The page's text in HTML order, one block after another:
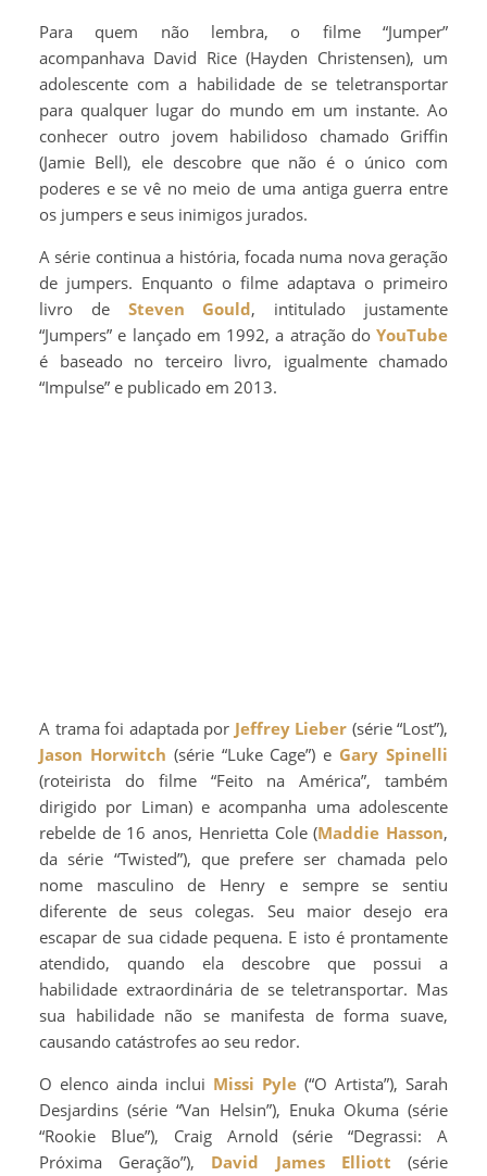
Para quem não lembra, o filme “Jumper”
acompanhava David Rice (Hayden Christensen), um
adolescente com a habilidade de se teletransportar
para qualquer lugar do mundo em um instante. Ao
conhecer outro jovem habilidoso chamado Griffin
(Jamie Bell), ele descobre que não é o único com
poderes e se vê no meio de uma antiga guerra entre
os jumpers e seus inimigos jurados.
A série continua a história, focada numa nova geração
de jumpers. Enquanto o filme adaptava o primeiro
livro de Steven Gould, intitulado justamente
“Jumpers” e lançado em 1992, a atração do YouTube
é baseado no terceiro livro, igualmente chamado
“Impulse” e publicado em 2013.
A trama foi adaptada por Jeffrey Lieber (série “Lost”),
Jason Horwitch (série “Luke Cage”) e Gary Spinelli
(roteirista do filme “Feito na América”, também
dirigido por Liman) e acompanha uma adolescente
rebelde de 16 anos, Henrietta Cole (Maddie Hasson,
da série “Twisted”), que prefere ser chamada pelo
nome masculino de Henry e sempre se sentiu
diferente de seus colegas. Seu maior desejo era
escapar de sua cidade pequena. E isto é prontamente
atendido, quando ela descobre que possui a
habilidade extraordinária de se teletransportar. Mas
sua habilidade não se manifesta de forma suave,
causando catástrofes ao seu redor.
O elenco ainda inclui Missi Pyle (“O Artista”), Sarah
Desjardins (série “Van Helsin”), Enuka Okuma (série
“Rookie Blue”), Craig Arnold (série “Degrassi: A
Próxima Geração”), David James Elliott (série